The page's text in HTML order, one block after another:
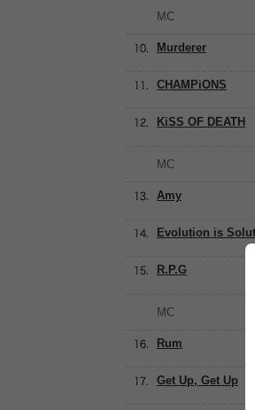
Murderer
MC
CHAMPiONS
KiSS OF DEATH
MC
Amy
Evolution is
R.P.G
MC
Rum
Get Up, Get Up